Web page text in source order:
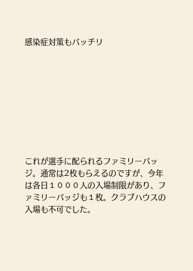
感染症対策もバッチリ
これが選手に配られるファミリーバッ
ジ。通常は2枚もらえるのですが、今年
は各日１０００人の入場制限があり、フ
ァミリーバッジも１枚。クラブハウスの
入場も不可でした。